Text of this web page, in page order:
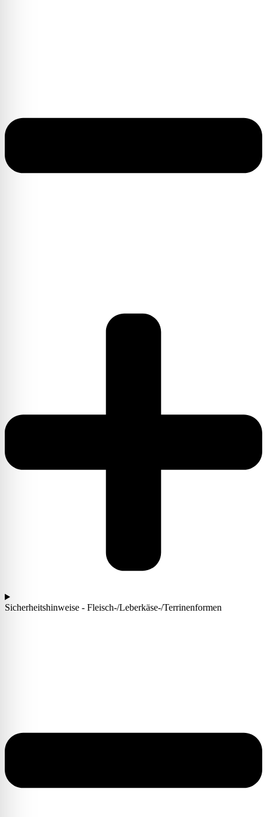
Sicherheitshinweise - Fleisch-/Leberkäse-/Terrinenformen